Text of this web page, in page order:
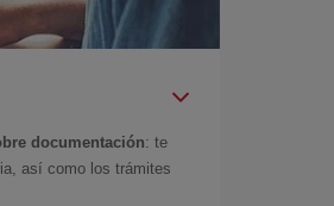
documentación: te
así como los trámites